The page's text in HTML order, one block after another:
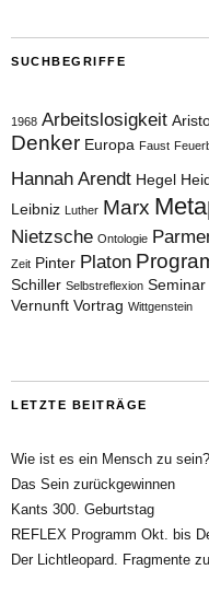
SUCHBEGRIFFE
1968 Arbeitslosigkeit
Denker Europa Faust
Hannah Arendt Hegel
Leibniz Luther Marx
Nietzsche Ontologie
Zeit Pinter Platon
Schiller Selbstreflexion Seminar
Vernunft Vortrag Wittgenstein
LETZTE BEITRÄGE
Wie ist es ein Mensch zu sein?
Das Sein zurückgewinnen
Kants 300. Geburtstag
REFLEX Programm Okt. bis
Der Lichtleopard. Fragmente